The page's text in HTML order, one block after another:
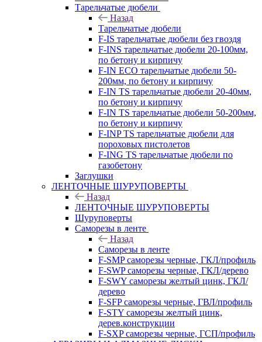
Тарельчатые дюбели
Назад
Тарельчатые дюбели
F-IS тарельчатые дюбели без гвоздя
F-INS тарельчатые дюбели 20-100мм,
по бетону и кирпичу
F-IN ECO тарельчатые дюбели 50-
200мм, по бетону и кирпичу
F-IN TS тарельчатые дюбели 20-40мм,
по бетону и кирпичу
F-IN TS тарельчатые дюбели 50-200мм,
по бетону и кирпичу
F-INP TS тарельчатые дюбели для
пороховых пистолетов
F-ING TS тарельчатые дюбели по
газобетону
Заглушки
ЛЕНТОЧНЫЕ ШУРУПОВЕРТЫ
Назад
ЛЕНТОЧНЫЕ ШУРУПОВЕРТЫ
Шуруповерты
Саморезы в ленте
Назад
Саморезы в ленте
F-SMP саморезы черные, ГКЛ/профиль
F-SWP саморезы черные, ГКЛ/дерево
F-SWY саморезы желтый цинк, ГКЛ/
дерево
F-SFP саморезы черные, ГВЛ/профиль
F-STY саморезы желтый цинк,
дерев.конструкции
F-SXP саморезы черные, ГСП/профиль